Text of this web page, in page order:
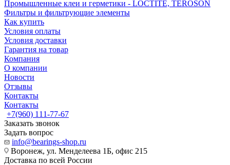
Промышленные клеи и герметики - LOCTITE, TEROSON
Фильтры и фильтрующие элементы
Как купить
Условия оплаты
Условия доставки
Гарантия на товар
Компания
О компании
Новости
Отзывы
Контакты
Контакты
+7(960) 111-77-67
Заказать звонок
Задать вопрос
info@bearings-shop.ru
Воронеж, ул. Менделеева 1Б, офис 215
Доставка по всей России